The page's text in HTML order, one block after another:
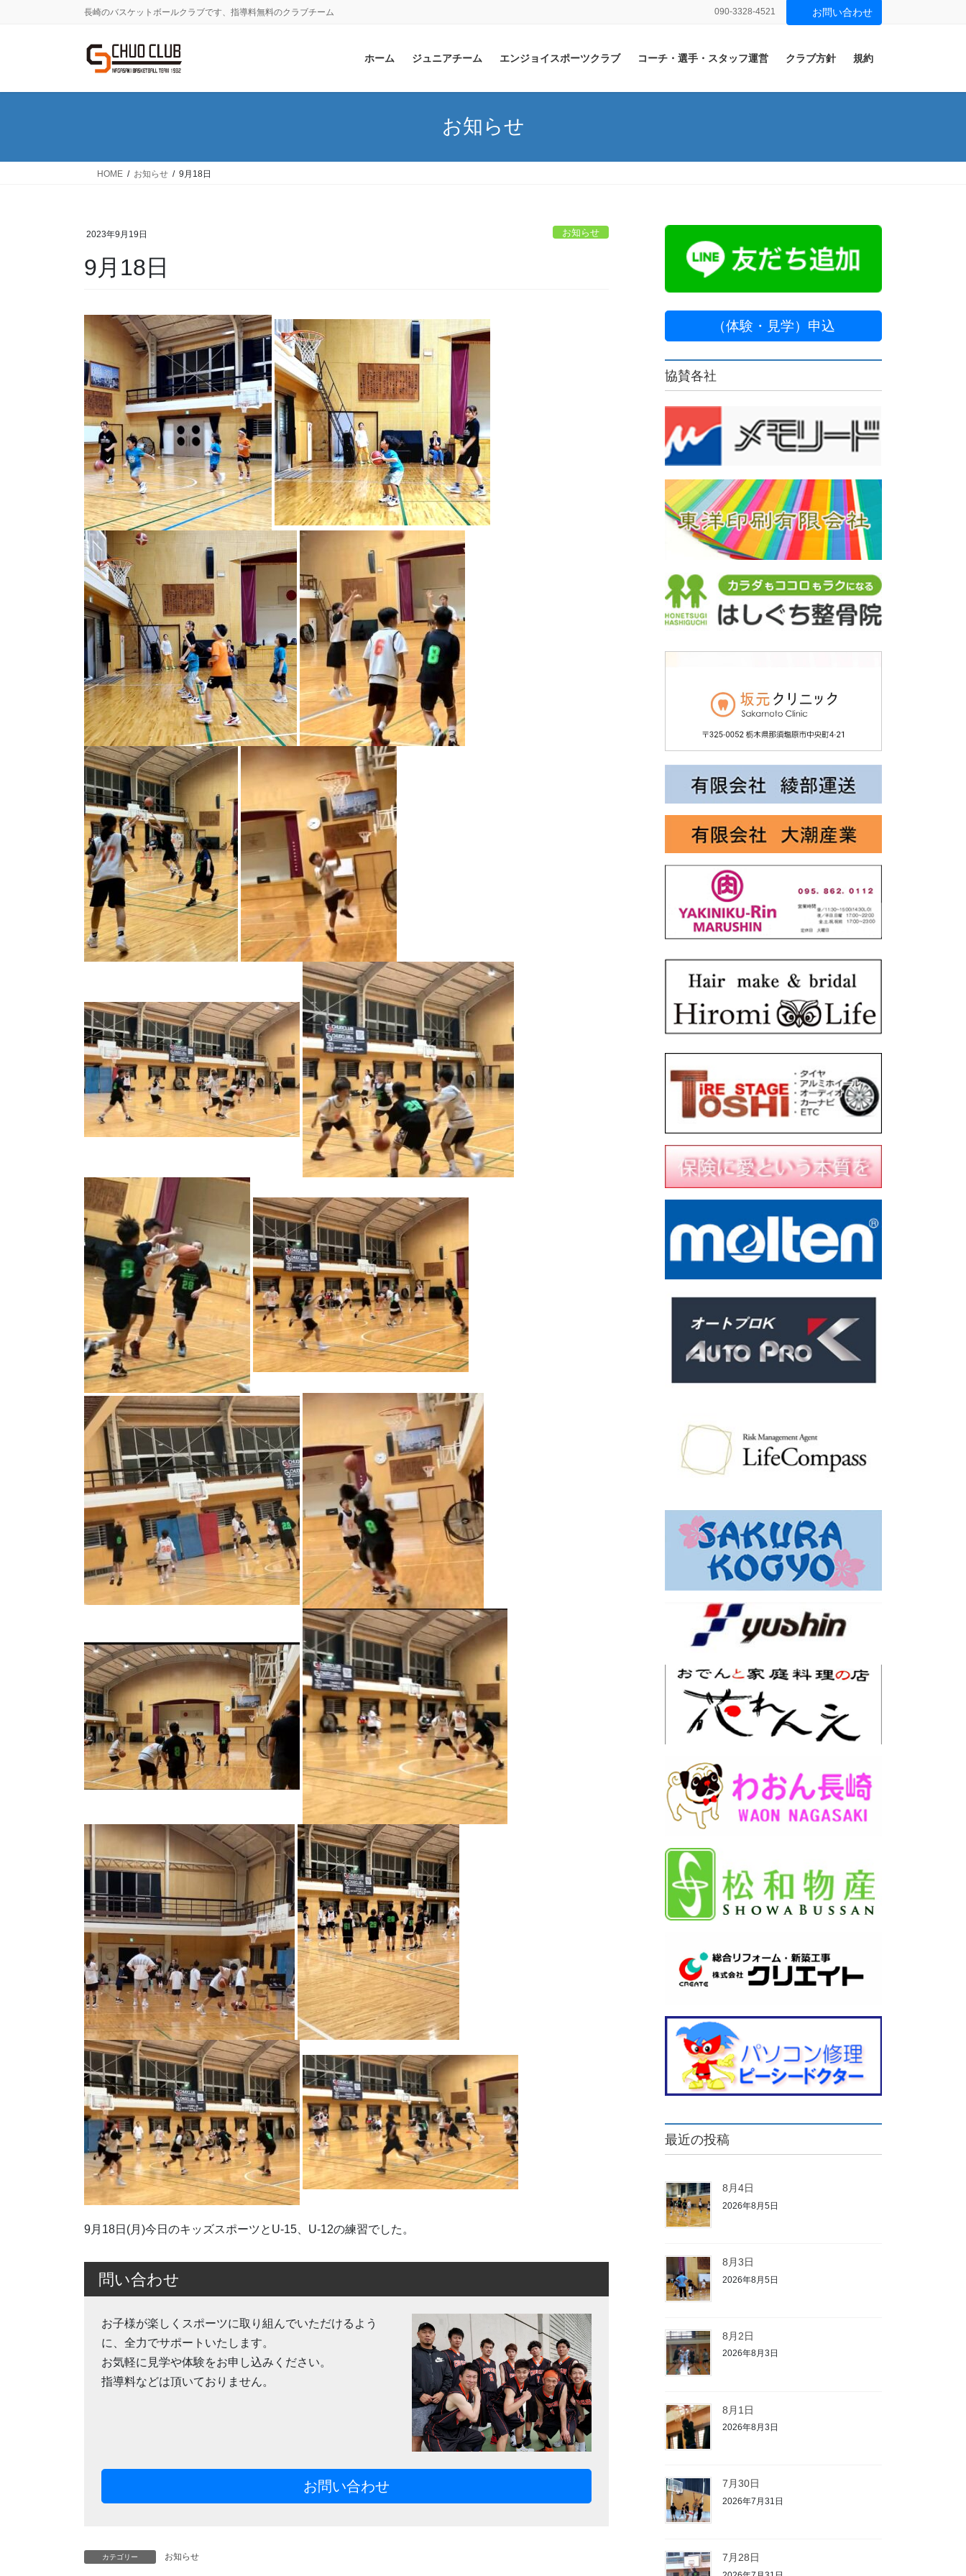
に
ョ
動
長崎のバスケットボールクラブです、指導料無料のクラブチーム 090-3328-4521 お問い合わせ
ホーム ジュニアチーム エンジョイスポーツクラブ コーチ・選手・スタッフ運営 クラブ方針 規約
お知らせ
HOME お知らせ 9月18日
2023年9月19日 お知らせ
9月18日
9月18日(月)今日のキッズスポーツとU-15、U-12の練習でした。
問い合わせ
お子様が楽しくスポーツに取り組んでいただけるよう
に、全力でサポートいたします。
お気軽に見学や体験をお申し込みください。
指導料などは頂いておりません。
お問い合わせ
カテゴリー お知らせ
（体験・見学）申込
協賛各社
最近の投稿
8月4日
2026年8月5日
8月3日
2026年8月5日
8月2日
2026年8月3日
8月1日
2026年8月3日
7月30日
2026年7月31日
7月28日